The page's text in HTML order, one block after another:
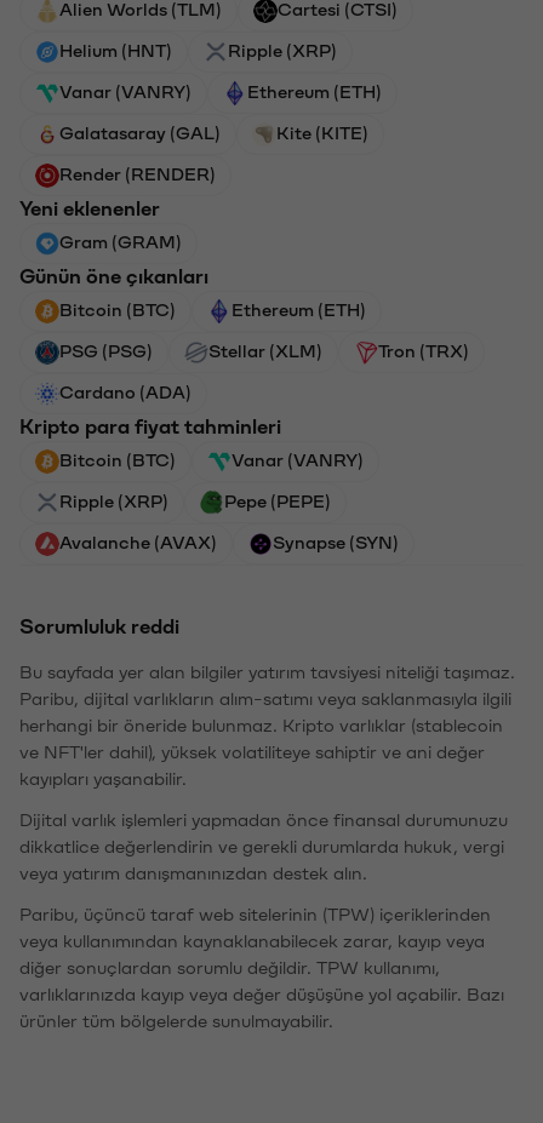
Alien Worlds (TLM) Cartesi (CTSI)
Helium (HNT) Ripple (XRP)
Vanar (VANRY) Ethereum (ETH)
Galatasaray (GAL) Kite (KITE)
Render (RENDER)
Yeni eklenenler
Gram (GRAM)
Günün öne çıkanları
Bitcoin (BTC) Ethereum (ETH)
PSG (PSG) Stellar (XLM) Tron (TRX)
Cardano (ADA)
Kripto para fiyat tahminleri
Bitcoin (BTC) Vanar (VANRY)
Ripple (XRP) Pepe (PEPE)
Avalanche (AVAX) Synapse (SYN)
Sorumluluk reddi
Bu sayfada yer alan bilgiler yatırım tavsiyesi niteliği taşımaz.
Paribu, dijital varlıkların alım-satımı veya saklanmasıyla ilgili
herhangi bir öneride bulunmaz. Kripto varlıklar (stablecoin
ve NFT'ler dahil), yüksek volatiliteye sahiptir ve ani değer
kayıpları yaşanabilir.
Dijital varlık işlemleri yapmadan önce finansal durumunuzu
dikkatlice değerlendirin ve gerekli durumlarda hukuk, vergi
veya yatırım danışmanınızdan destek alın.
Paribu, üçüncü taraf web sitelerinin (TPW) içeriklerinden
veya kullanımından kaynaklanabilecek zarar, kayıp veya
diğer sonuçlardan sorumlu değildir. TPW kullanımı,
varlıklarınızda kayıp veya değer düşüşüne yol açabilir. Bazı
ürünler tüm bölgelerde sunulmayabilir.